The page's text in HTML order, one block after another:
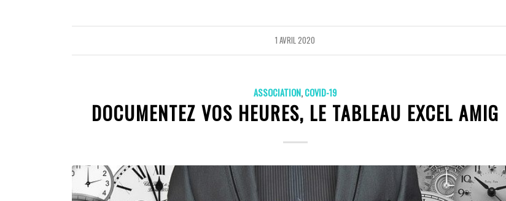
1 AVRIL 2020
ASSOCIATION,COVID-19
DOCUMENTEZ VOS HEURES, LE TABLEAU EXCEL AMIG